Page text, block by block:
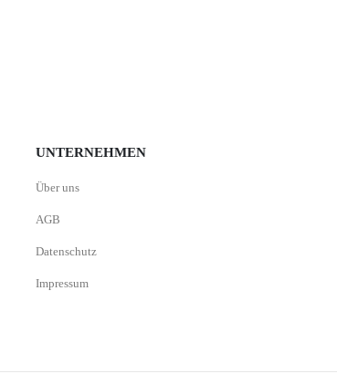
UNTERNEHMEN
Über uns
AGB
Datenschutz
Impressum